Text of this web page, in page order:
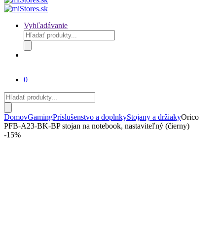
Vyhľadávanie
Products
search
0
Products
search
DomovGamingPríslušenstvo a doplnkyStojany a držiakyOrico
PFB-A23-BK-BP stojan na notebook, nastaviteľný (čierny)
-15%